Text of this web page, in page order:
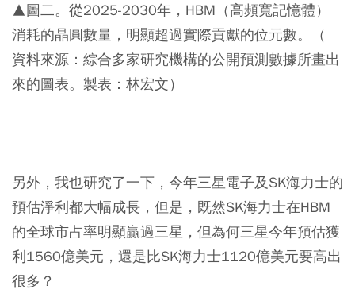
▲圖二。從2025-2030年，HBM（高頻寬記憶體）
消耗的晶圓數量，明顯超過實際貢獻的位元數。（
資料來源：綜合多家研究機構的公開預測數據所畫出
來的圖表。製表：林宏文）
另外，我也研究了一下，今年三星電子及SK海力士的
預估淨利都大幅成長，但是，既然SK海力士在HBM
的全球市占率明顯贏過三星，但為何三星今年預估獲
利1560億美元，還是比SK海力士1120億美元要高出
很多？